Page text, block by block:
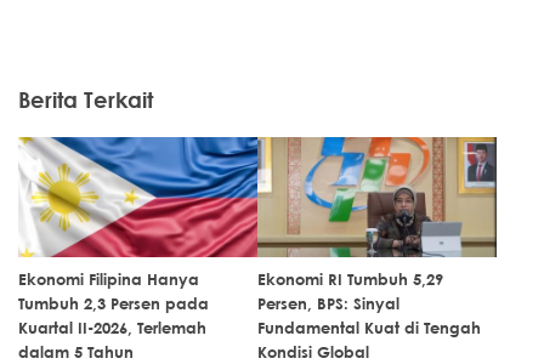
Berita Terkait
Ekonomi Filipina Hanya
Tumbuh 2,3 Persen pada
Kuartal II-2026, Terlemah
dalam 5 Tahun
Ekonomi RI Tumbuh 5,29
Persen, BPS: Sinyal
Fundamental Kuat di Tengah
Kondisi Global